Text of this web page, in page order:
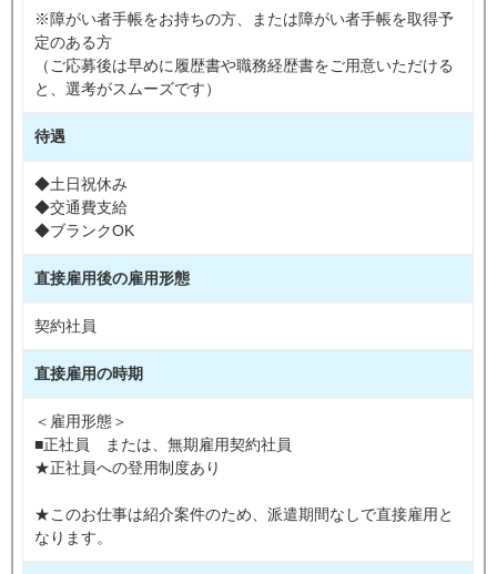
※障がい者手帳をお持ちの方、または障がい者手帳を取得予
定のある方
（ご応募後は早めに履歴書や職務経歴書をご用意いただける
と、選考がスムーズです）
待遇
◆土日祝休み
◆交通費支給
◆ブランクOK
直接雇用後の雇用形態
契約社員
直接雇用の時期
＜雇用形態＞
■正社員 または、無期雇用契約社員
★正社員への登用制度あり
★このお仕事は紹介案件のため、派遣期間なしで直接雇用と
なります。